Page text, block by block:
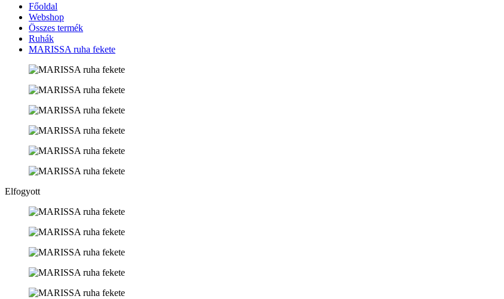
Főoldal
Webshop
Összes termék
Ruhák
MARISSA ruha fekete
Elfogyott